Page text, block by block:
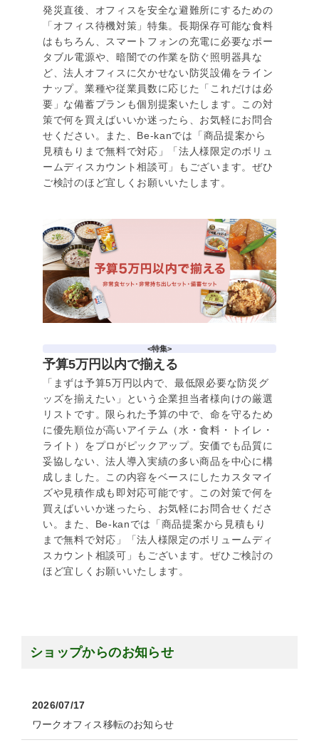
発災直後、オフィスを安全な避難所にするための
「オフィス待機対策」特集。長期保存可能な食料
はもちろん、スマートフォンの充電に必要なポー
タブル電源や、暗闇での作業を防ぐ照明器具な
ど、法人オフィスに欠かせない防災設備をライン
ナップ。業種や従業員数に応じた「これだけは必
要」な備蓄プランも個別提案いたします。この対
策で何を買えばいいか迷ったら、お気軽にお問合
せください。また、Be-kanでは「商品提案から
見積もりまで無料で対応」「法人様限定のボリュ
ームディスカウント相談可」もございます。ぜひ
ご検討のほど宜しくお願いいたします。
<特集>
予算5万円以内で揃える
「まずは予算5万円以内で、最低限必要な防災グ
ッズを揃えたい」という企業担当者様向けの厳選
リストです。限られた予算の中で、命を守るため
に優先順位が高いアイテム（水・食料・トイレ・
ライト）をプロがピックアップ。安価でも品質に
妥協しない、法人導入実績の多い商品を中心に構
成しました。この内容をベースにしたカスタマイ
ズや見積作成も即対応可能です。この対策で何を
買えばいいか迷ったら、お気軽にお問合せくださ
い。また、Be-kanでは「商品提案から見積もり
まで無料で対応」「法人様限定のボリュームディ
スカウント相談可」もございます。ぜひご検討の
ほど宜しくお願いいたします。
ショップからのお知らせ
2026/07/17
ワークオフィス移転のお知らせ